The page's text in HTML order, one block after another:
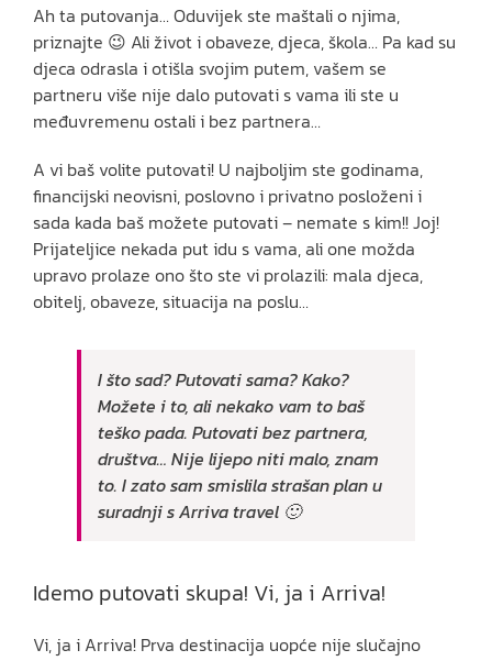
Ah ta putovanja… Oduvijek ste maštali o njima,
priznajte 😉 Ali život i obaveze, djeca, škola… Pa kad su
djeca odrasla i otišla svojim putem, vašem se
partneru više nije dalo putovati s vama ili ste u
međuvremenu ostali i bez partnera…
A vi baš volite putovati! U najboljim ste godinama,
financijski neovisni, poslovno i privatno posloženi i
sada kada baš možete putovati – nemate s kim!! Joj!
Prijateljice nekada put idu s vama, ali one možda
upravo prolaze ono što ste vi prolazili: mala djeca,
obitelj, obaveze, situacija na poslu…
I što sad? Putovati sama? Kako?
Možete i to, ali nekako vam to baš
teško pada. Putovati bez partnera,
društva… Nije lijepo niti malo, znam
to. I zato sam smislila strašan plan u
suradnji s Arriva travel 🙂
Idemo putovati skupa! Vi, ja i Arriva!
Vi, ja i Arriva! Prva destinacija uopće nije slučajno